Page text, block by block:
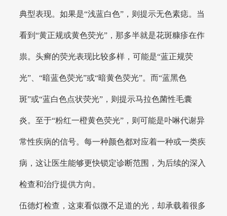
典型表现。如果是“浅蓝白色”，则提示无色素痣。当
看到“黄正规或黄色荧光”，那多半就是花斑糠疹在作
祟。头癣的荧光表现比较多样，可能是“蓝正规荧
光”、“暗蓝色荧光”或“暗黄色荧光”。而“蓝黑色
斑”或“蓝白色点状荧光”，则提示马拉色菌性毛囊
炎。至于“粉红一橙黄色荧光”，则可能是卟啉代谢异
常性疾病的信号。每一种颜色都对应着一种或一类疾
病，这让医生能够更快锁定诊断范围，为后续的深入
检查和治疗提供方向。
伍德灯检查，这束看似微不足道的光，却承载着很多